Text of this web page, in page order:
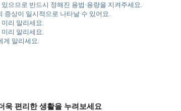
으므로 반드시 정해진 용법·용량을 지켜주세요.
증상이 일시적으로 나타날 수 있어요.
리 알리세요.
리 알리세요.
알리세요.
욱 편리한 생활을 누려보세요